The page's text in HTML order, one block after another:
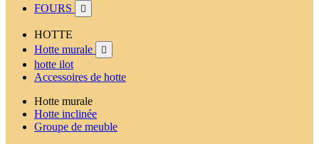
FOURS

HOTTE
Hotte murale

hotte ilot
Accessoires de hotte
Hotte murale
Hotte inclinée
Groupe de meuble